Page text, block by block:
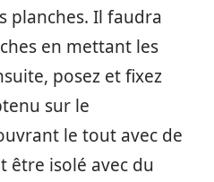
planches. Il faudra
en mettant les
posez et fixez
sur le
le tout avec de
être isolé avec du